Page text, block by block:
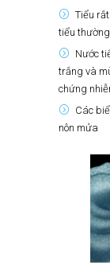
Tiểu
tiểu
Nước
trắng và
chứng
Các
nôn mửa